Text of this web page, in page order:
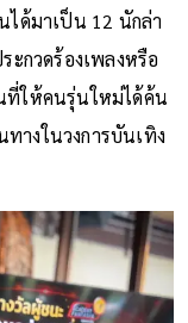
ได้มาเป็น 12 นักล่า
ะกวดร้องเพลงหรือ
ที่ให้คนรุ่นใหม่ได้ค้น
างในวงการบันเทิง